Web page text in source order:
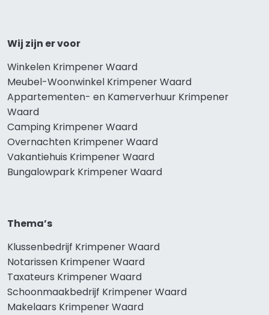
Wij zijn er voor
Winkelen Krimpener Waard
Meubel-Woonwinkel Krimpener Waard
Appartementen- en Kamerverhuur Krimpener
Waard
Camping Krimpener Waard
Overnachten Krimpener Waard
Vakantiehuis Krimpener Waard
Bungalowpark Krimpener Waard
Thema’s
Klussenbedrijf Krimpener Waard
Notarissen Krimpener Waard
Taxateurs Krimpener Waard
Schoonmaakbedrijf Krimpener Waard
Makelaars Krimpener Waard